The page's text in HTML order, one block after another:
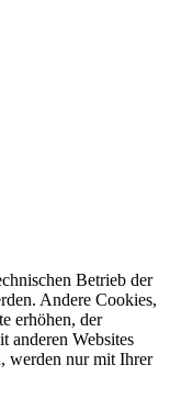
Betrieb der
Andere Cookies,
erhöhen, der
anderen Websites
werden nur mit Ihrer